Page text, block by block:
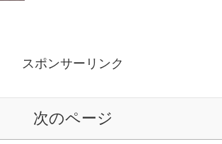
スポンサーリンク
次のページ